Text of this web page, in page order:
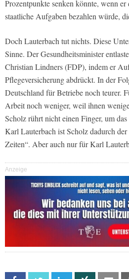
Prozentpunkte senken könnte, wenn
staatliche Aufgaben bezahlen würde,
Doch Lauterbach tut nichts. Diese
Sinne. Der Gesundheitsminister
Christian Lindners (FDP), indem er
Pflegeversicherung abdrückt. In der
Deutschland für Betriebe noch teurer.
Arbeit noch weniger, weil ihnen
Scholz rührt nicht einen Finger, um
Karl Lauterbach ist Scholz dadurch
Zeiten“. Aber auch nur für Karl
Anzeige